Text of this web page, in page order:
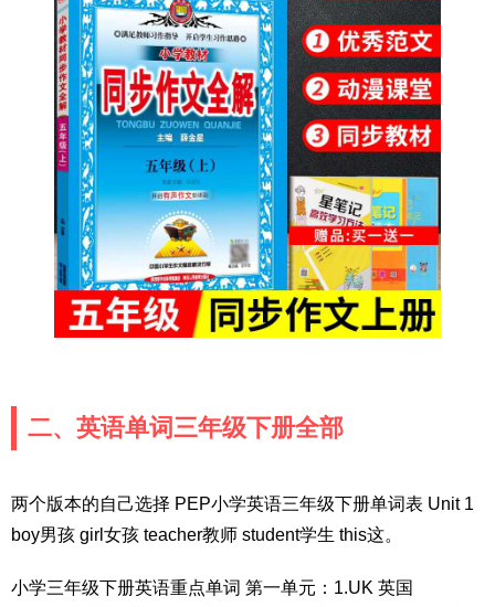
二、英语单词三年级下册全部
两个版本的自己选择 PEP小学英语三年级下册单词表 Unit 1
boy男孩 girl女孩 teacher教师 student学生 this这。
小学三年级下册英语重点单词 第一单元：1.UK 英国